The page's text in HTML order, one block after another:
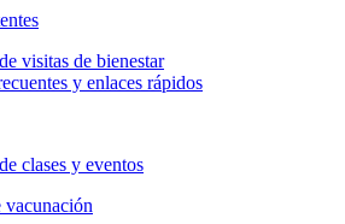
visitas de bienestar
y enlaces rápidos
clases y eventos